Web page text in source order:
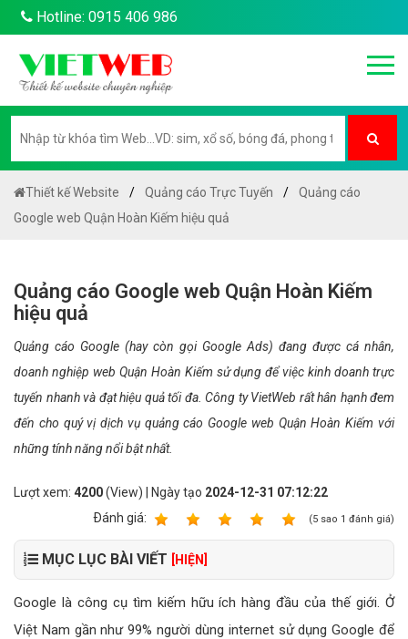
Hotline: 0915 406 986
Thiết kế Website Quảng cáo Trực Tuyến
Quảng cáo
Google web Quận Hoàn Kiếm hiệu quả
Quảng cáo Google web Quận Hoàn Kiếm
hiệu quả
Quảng cáo Google (hay còn gọi Google Ads) đang được cá nhân,
doanh nghiệp web Quận Hoàn Kiếm sử dụng để việc kinh doanh trực
tuyến nhanh và đạt hiệu quả tối đa. Công ty VietWeb rất hân hạnh đem
đến cho quý vị dịch vụ quảng cáo Google web Quận Hoàn Kiếm với
những tính năng nổi bật nhất.
Lượt xem: 4200(View) | Ngày tạo 2024-12-31 07:12:22
Ðánh giá:
(5 sao 1 đánh giá)
MỤC LỤC BÀI VIẾT [HIỆN]
Google là công cụ tìm kiếm hữu ích hàng đầu của thế giới. Ở
Việt Nam gần như 99% người dùng internet sử dụng Google để